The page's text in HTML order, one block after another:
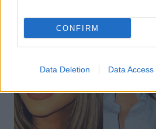
CONFIRM
Data Deletion Data Access